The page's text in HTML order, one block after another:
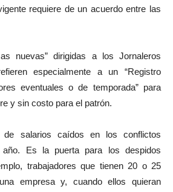
requiere de un acuerdo entre las
nuevas” dirigidas a los Jornaleros
especialmente a un “Registro
eventuales o de temporada” para
y sin costo para el patrón.
salarios caídos en los conflictos
Es la puerta para los despidos
trabajadores que tienen 20 o 25
empresa y, cuando ellos quieran